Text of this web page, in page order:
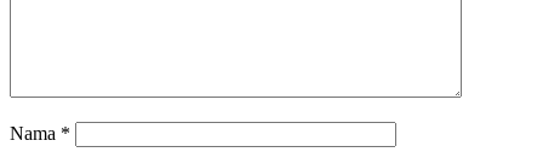
Nama *